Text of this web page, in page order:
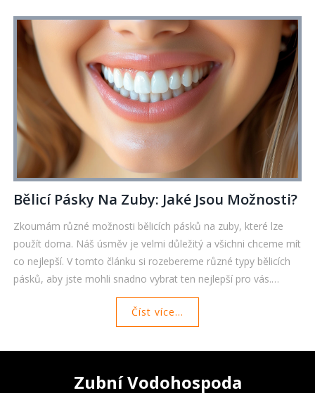
Bělicí Pásky Na Zuby: Jaké Jsou Možnosti?
Zkoumám různé možnosti bělicích pásků na zuby, které lze
použít doma. Náš úsměv je velmi důležitý a všichni chceme mít
co nejlepší. V tomto článku si rozebereme různé typy bělicích
pásků, aby jste mohli snadno vybrat ten nejlepší pro vás.
Přijděte se se mnou podívat na svět domácího bělení zubů.
Číst více...
Zubní Vodohospoda